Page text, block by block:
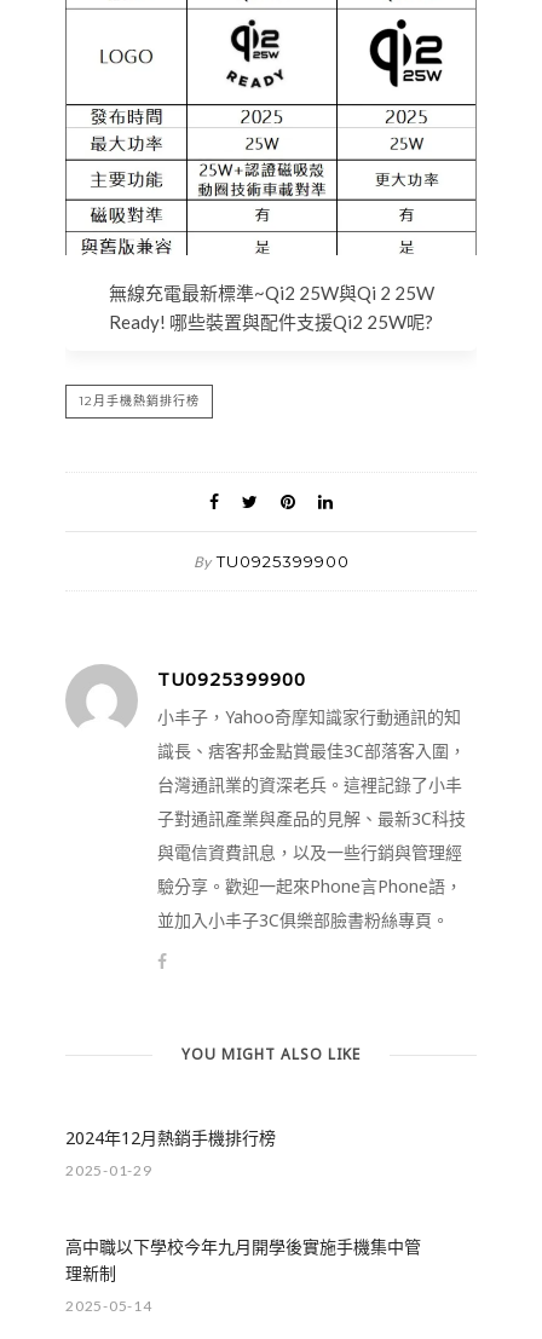
無線充電最新標準~Qi2 25W與Qi 2 25W
Ready! 哪些裝置與配件支援Qi2 25W呢?
12月手機熱銷排行榜
By TU0925399900
TU0925399900
小丰子，Yahoo奇摩知識家行動通訊的知
識長、痞客邦金點賞最佳3C部落客入圍，
台灣通訊業的資深老兵。這裡記錄了小丰
子對通訊產業與產品的見解、最新3C科技
與電信資費訊息，以及一些行銷與管理經
驗分享。歡迎一起來Phone言Phone語，
並加入小丰子3C俱樂部臉書粉絲專頁。
YOU MIGHT ALSO LIKE
2024年12月熱銷手機排行榜
2025-01-29
高中職以下學校今年九月開學後實施手機集中管
理新制
2025-05-14